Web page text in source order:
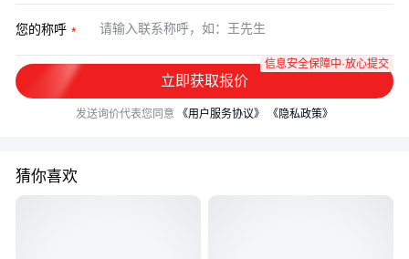
您的称呼
立即获取报价
信息安全保障中·放心提交
发送询价代表您同意 《用户服务协议》 《隐私政策》
猜你喜欢